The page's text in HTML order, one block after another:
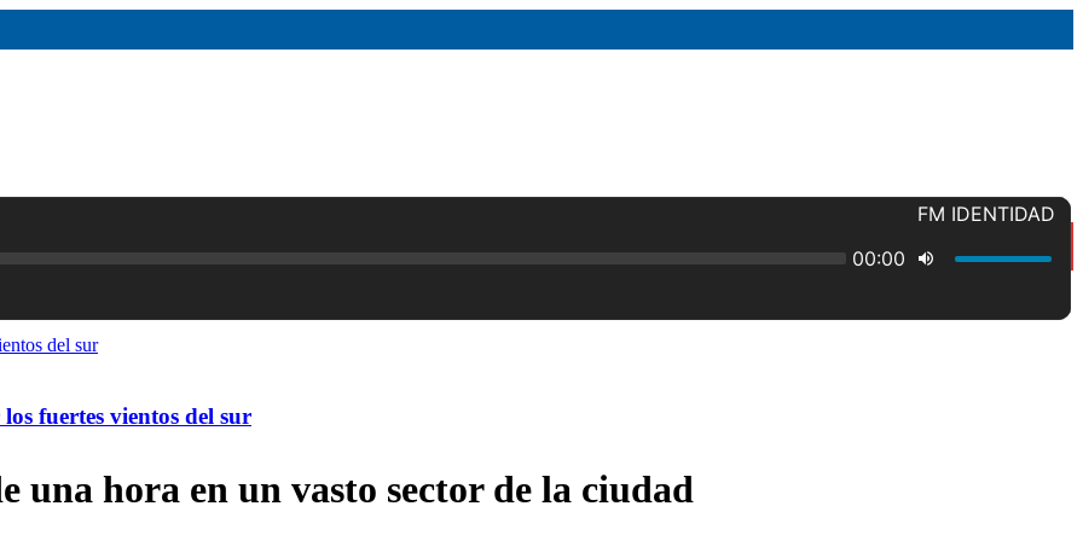
fuertes vientos del sur
una hora en un vasto sector de la ciudad